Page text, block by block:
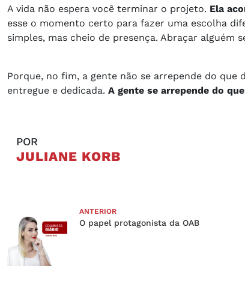
A vida não espera você terminar o projeto. Ela
esse o momento certo para fazer uma escolha
simples, mas cheio de presença. Abraçar alguém
Porque, no fim, a gente não se arrepende do
entregue e dedicada. A gente se arrepende do
POR
JULIANE KORB
ANTERIOR
O papel protagonista da OAB